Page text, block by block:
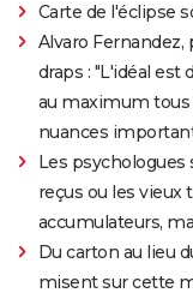
Carte de l'éclipse
Alvaro Fernandez,
draps : "L'idéal est
au maximum tous
nuances
Les psychologues
reçus ou les vieux
accumulateurs,
Du carton au lieu
misent sur cette